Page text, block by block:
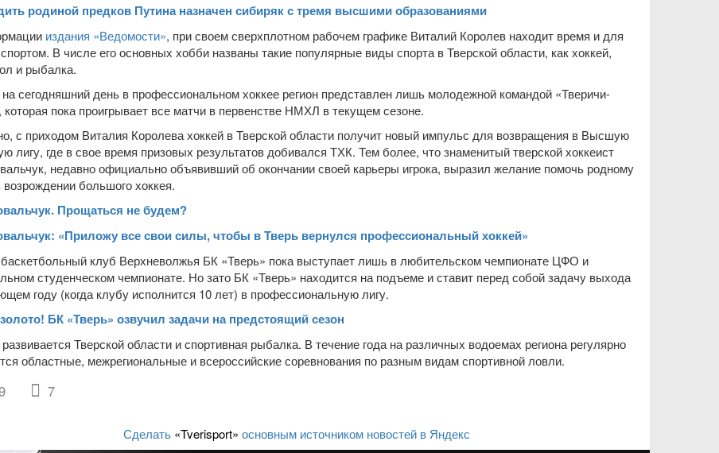
родиной предков Путина назначен сибиряк с тремя высшими образованиями
издания «Ведомости», при своем сверхплотном рабочем графике Виталий Королев находит время и для
В числе его основных хобби названы такие популярные виды спорта в Тверской области, как хоккей,
и рыбалка.
сегодняшний день в профессиональном хоккее регион представлен лишь молодежной командой «Тверичи-
пока проигрывает все матчи в первенстве НМХЛ в текущем сезоне.
с приходом Виталия Королева хоккей в Тверской области получит новый импульс для возвращения в Высшую
лигу, где в свое время призовых результатов добивался ТХК. Тем более, что знаменитый тверской хоккеист
недавно официально объявивший об окончании своей карьеры игрока, выразил желание помочь родному
возрождении большого хоккея.
Прощаться не будем?
«Приложу все свои силы, чтобы в Тверь вернулся профессиональный хоккей»
клуб Верхневолжья БК «Тверь» пока выступает лишь в любительском чемпионате ЦФО и
студенческом чемпионате. Но зато БК «Тверь» находится на подъеме и ставит перед собой задачу выхода
году (когда клубу исполнится 10 лет) в профессиональную лигу.
БК «Тверь» озвучил задачи на предстоящий сезон
Тверской области и спортивная рыбалка. В течение года на различных водоемах региона регулярно
областные, межрегиональные и всероссийские соревнования по разным видам спортивной ловли.
7
Сделать «Tverisport» основным источником новостей в Яндекс